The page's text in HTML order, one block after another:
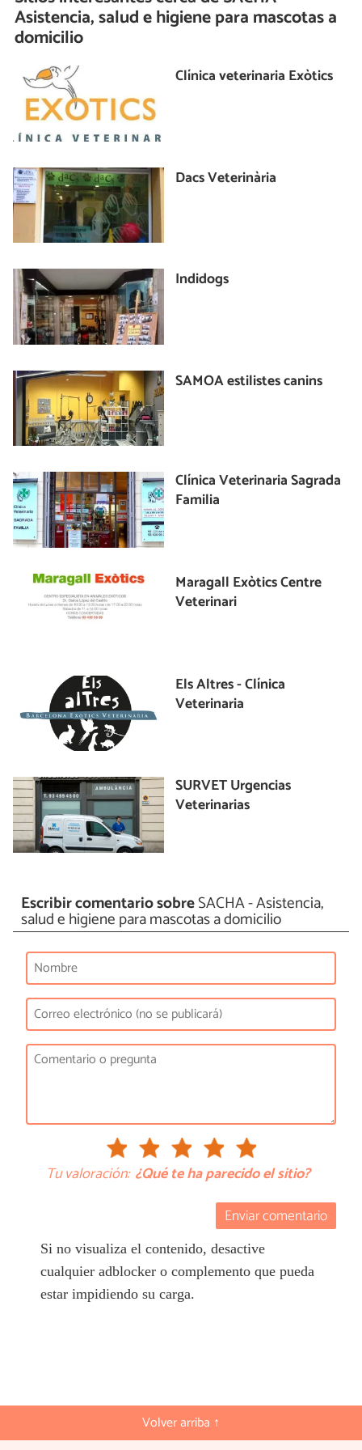
Asistencia, salud e higiene para mascotas a
domicilio
Clínica veterinaria Exòtics
Dacs Veterinària
Indidogs
SAMOA estilistes canins
Clínica Veterinaria Sagrada
Familia
Maragall Exòtics Centre
Veterinari
Els Altres - Clínica
Veterinaria
SURVET Urgencias
Veterinarias
Escribir comentario sobreSACHA - Asistencia,
salud e higiene para mascotas a domicilio
Tu valoración: ¿Qué te ha parecido el sitio?
Enviar comentario
Si no visualiza el contenido, desactive
cualquier adblocker o complemento que pueda
estar impidiendo su carga.
Volver arriba ↑